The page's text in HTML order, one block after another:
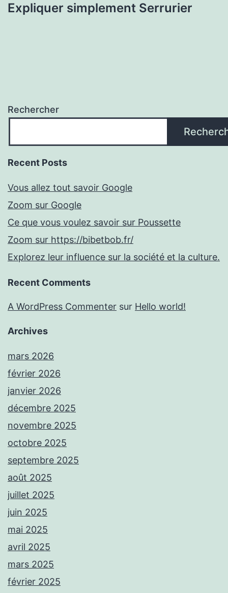
Expliquer simplement Serrurier
Rechercher
Recent Posts
Vous allez tout savoir Google
Zoom sur Google
Ce que vous voulez savoir sur Poussette
Zoom sur https://bibetbob.fr/
Explorez leur influence sur la société et la culture.
Recent Comments
A WordPress Commenter sur Hello world!
Archives
mars 2026
février 2026
janvier 2026
décembre 2025
novembre 2025
octobre 2025
septembre 2025
août 2025
juillet 2025
juin 2025
mai 2025
avril 2025
mars 2025
février 2025